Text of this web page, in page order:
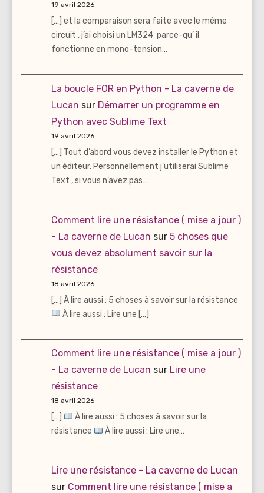
19 avril 2026
[…] et la comparaison sera faite avec le même
circuit , j’ai choisi un LM324 parce-qu’ il
fonctionne en mono-tension…
La boucle FOR en Python - La caverne de
Lucan sur Démarrer un programme en
Python avec Sublime Text
19 avril 2026
[…] Tout d’abord vous devez installer le Python et
un éditeur. Personnellement j’utiliserai Sublime
Text , si vous n’avez pas…
Comment lire une résistance ( mise a jour )
- La caverne de Lucan sur 5 choses que
vous devez absolument savoir sur la
résistance
18 avril 2026
[…] À lire aussi : 5 choses à savoir sur la résistance
À lire aussi : Lire une […]
Comment lire une résistance ( mise a jour )
- La caverne de Lucan sur Lire une
résistance
18 avril 2026
[…]
À lire aussi : 5 choses à savoir sur la
résistance
À lire aussi : Lire une…
Lire une résistance - La caverne de Lucan
sur Comment lire une résistance ( mise a